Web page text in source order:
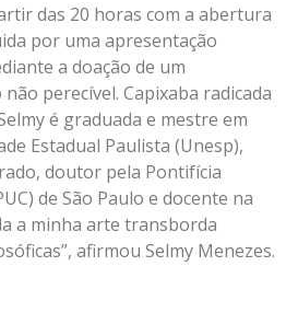
das 20 horas com a abertura
por uma apresentação
a doação de um
perecível. Capixaba radicada
é graduada e mestre em
Estadual Paulista (Unesp),
doutor pela Pontifícia
de São Paulo e docente na
a minha arte transborda
afirmou Selmy Menezes.